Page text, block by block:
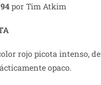
94por Tim Atkim
rojo picota intenso, de
opaco.